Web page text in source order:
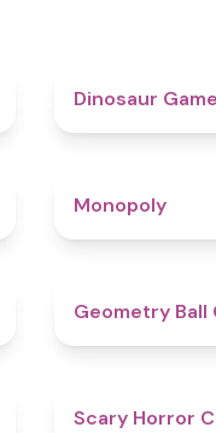
Dinosaur Game
Monopoly
Geometry Ball
Scary Horror